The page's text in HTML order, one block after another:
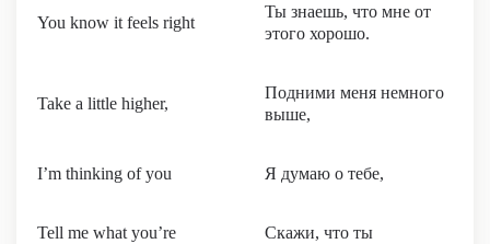
You know it feels right
Ты знаешь, что мне от
этого хорошо.
Take a little higher,
Подними меня немного
выше,
I’m thinking of you Я думаю о тебе,
Tell me what you’re
Скажи, что ты